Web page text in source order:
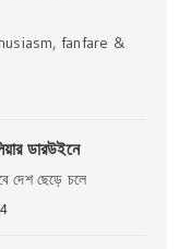
fanfare &
ডারউইনে
দেশ ছেড়ে চলে